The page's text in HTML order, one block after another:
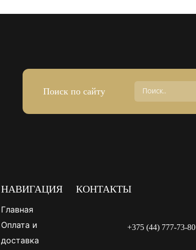
Поиск по сайту
НАВИГАЦИЯ
Главная
Оплата и
доставка
КОНТАКТЫ
+375 (44) 777-73-80